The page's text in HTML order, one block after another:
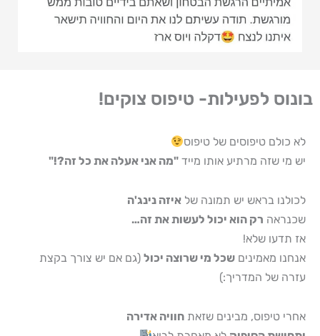
בונוס לפעילות- טיפוס צוקים!
לא כולם טיפוסים של טיפוס
יש מי שזה מרתיע אותו מייד "מה אני אעלה את כל זה?!"
לכולנו בראש יש תמונה של איזה נינג'ה
שכנראה רק הוא יכול לעשות את זה…
אז תדעו שלא!
אנחנו מאמינים שכל מי שרוצה יכול (גם אם יש צורך בקצת
עזרה של המדריך:)
אחרי טיפוס, מבינים שזאת חוויה אדירה